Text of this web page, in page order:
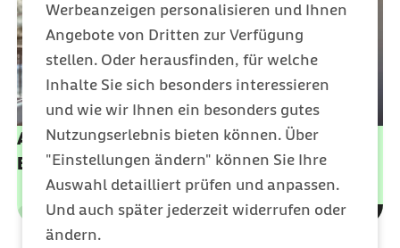
Werbeanzeigen personalisieren und Ihnen
Angebote von Dritten zur Verfügung
stellen. Oder herausfinden, für welche
Inhalte Sie sich besonders interessieren
und wie wir Ihnen ein besonders gutes
Nutzungserlebnis bieten können. Über
"Einstellungen ändern" können Sie Ihre
Auswahl detailliert prüfen und anpassen.
Und auch später jederzeit widerrufen oder
ändern.
Ansprechstelle für Rehabilitation nach dem
Bundesteilhabegesetz
Leistungen